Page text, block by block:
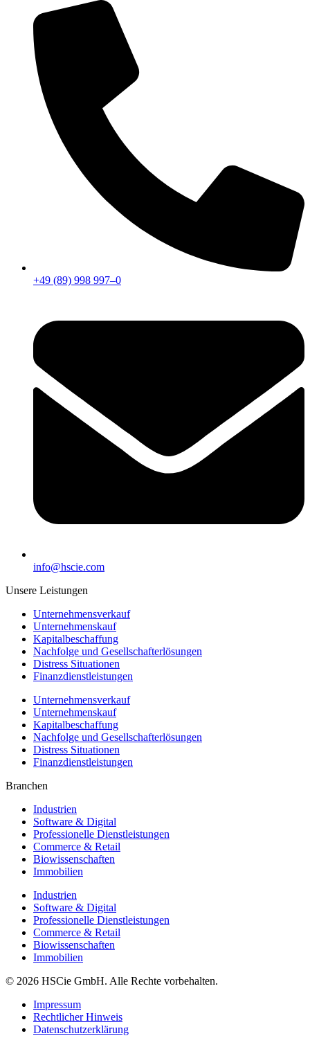
+49 (89) 998 997–0
info@hscie.com
Unsere Leistungen
Unternehmensverkauf
Unternehmenskauf
Kapitalbeschaffung
Nachfolge und Gesellschafterlösungen
Distress Situationen
Finanzdienstleistungen
Unternehmensverkauf
Unternehmenskauf
Kapitalbeschaffung
Nachfolge und Gesellschafterlösungen
Distress Situationen
Finanzdienstleistungen
Branchen
Industrien
Software & Digital
Professionelle Dienstleistungen
Commerce & Retail
Biowissenschaften
Immobilien
Industrien
Software & Digital
Professionelle Dienstleistungen
Commerce & Retail
Biowissenschaften
Immobilien
© 2026 HSCie GmbH. Alle Rechte vorbehalten.
Impressum
Rechtlicher Hinweis
Datenschutzerklärung